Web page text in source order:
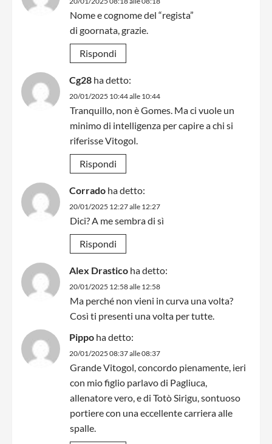
Nome e cognome del “regista”
di goornata, grazie.
Rispondi
Cg28 ha detto:
20/01/2025 10:44 alle 10:44
Tranquillo, non è Gomes. Ma ci vuole un
minimo di intelligenza per capire a chi si
riferisse Vitogol.
Rispondi
Corrado ha detto:
20/01/2025 12:27 alle 12:27
Dici? A me sembra di sì
Rispondi
Alex Drastico ha detto:
20/01/2025 12:58 alle 12:58
Ma perché non vieni in curva una volta?
Così ti presenti una volta per tutte.
Pippo ha detto:
20/01/2025 08:37 alle 08:37
Grande Vitogol, concordo pienamente, ieri
con mio figlio parlavo di Pagliuca,
allenatore vero, e di Totò Sirigu, sontuoso
portiere con una eccellente carriera alle
spalle.